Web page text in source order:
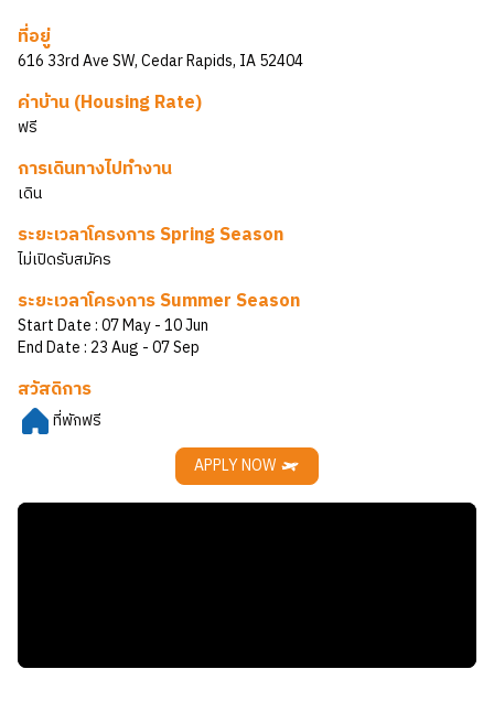
ที่อยู่
616 33rd Ave SW, Cedar Rapids, IA 52404
ค่าบ้าน (Housing Rate)
ฟรี
การเดินทางไปทำงาน
เดิน
ระยะเวลาโครงการ Spring Season
ไม่เปิดรับสมัคร
ระยะเวลาโครงการ Summer Season
Start Date :07 May- 10 Jun
End Date : 23 Aug - 07 Sep
สวัสดิการ
ที่พักฟรี
APPLY NOW